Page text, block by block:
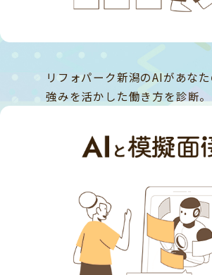
リフォパーク新潟のAIがあな
強みを活かした働き方を診断。